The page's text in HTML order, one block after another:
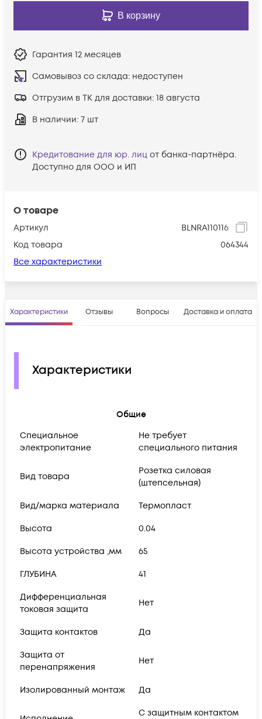
О товаре
Артикул
BLNRA110116
Код товара
064344
Все характеристики
В корзину
Гарантия 12 месяцев
Самовывоз со склада: недоступен
Отгрузим в ТК для доставки: 18 августа
В наличии: 7 шт
Кредитование для юр. лиц от банка-партнёра.
Доступно для ООО и ИП
Характеристики Отзывы Вопросы Доставка и оплата
Характеристики
Общие
Cпециальное
электропитание
Не требует
специального питания
Вид товара
Розетка силовая
(штепсельная)
Вид/марка материала Термопласт
Высота 0.04
Высота устройства ,мм 65
ГЛУБИНА 41
Дифференциальная
токовая защита
Нет
Защита контактов Да
Защита от
перенапряжения
Нет
Изолированный монтаж Да
С защитным контактом